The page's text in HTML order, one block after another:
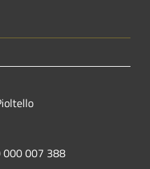
000 007 388